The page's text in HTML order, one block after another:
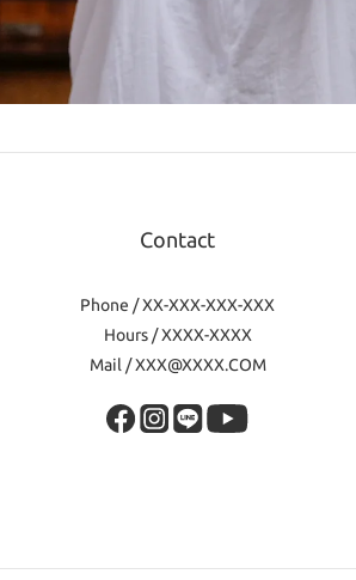
Contact
Phone / XX-XXX-XXX-XXX
Hours / XXXX-XXXX
Mail / XXX@XXXX.COM